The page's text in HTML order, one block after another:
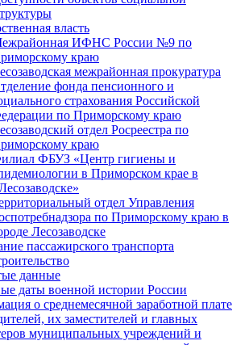
власть
ИФНС России №9 по
краю
межрайонная прокуратура
фонда пенсионного и
страхования Российской
по Приморскому краю
отдел Росреестра по
краю
ФБУЗ «Центр гигиены и
в Приморском крае в
отдел Управления
по Приморскому краю в
Лесозаводске
пассажирского транспорта
данные
даты военной истории России
о среднемесячной заработной плате
их заместителей и главных
муниципальных учреждений и